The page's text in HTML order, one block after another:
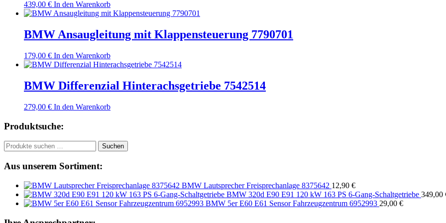
439,00 € In den Warenkorb
BMW Ansaugleitung mit Klappensteuerung 7790701
179,00 € In den Warenkorb
BMW Differenzial Hinterachsgetriebe 7542514
279,00 € In den Warenkorb
Produktsuche:
Suchen
nach:
Suchen
Aus unserem Sortiment:
BMW Lautsprecher Freisprechanlage 8375642 12,90 €
BMW 320d E90 E91 120 kW 163 PS 6-Gang-Schaltgetriebe 349,00
BMW 5er E60 E61 Sensor Fahrzeugzentrum 6952993 29,00 €